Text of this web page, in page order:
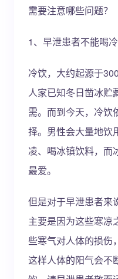
需要注意哪些问题？
1、早泄患者不能喝
冷饮，大约起源于
人家已知冬日凿冰贮
需。而到今天，冷饮
择。男性会大量地饮
凌、喝冰镇饮料，而
最爱。
但是对于早泄患者来
主要是因为这些寒凉
些寒气对人体的损伤
这样人体的阳气会不